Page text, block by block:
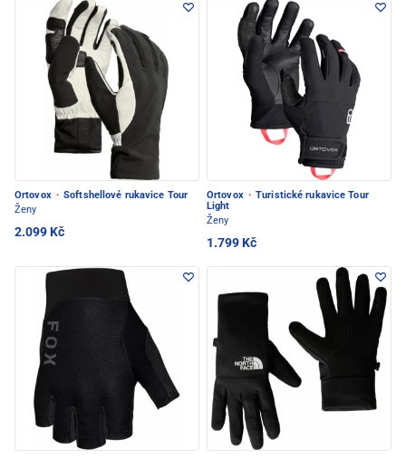
Ortovox · Softshellové rukavice Tour
Ženy
2.099 Kč
Ortovox · Turistické rukavice Tour
Light
Ženy
1.799 Kč